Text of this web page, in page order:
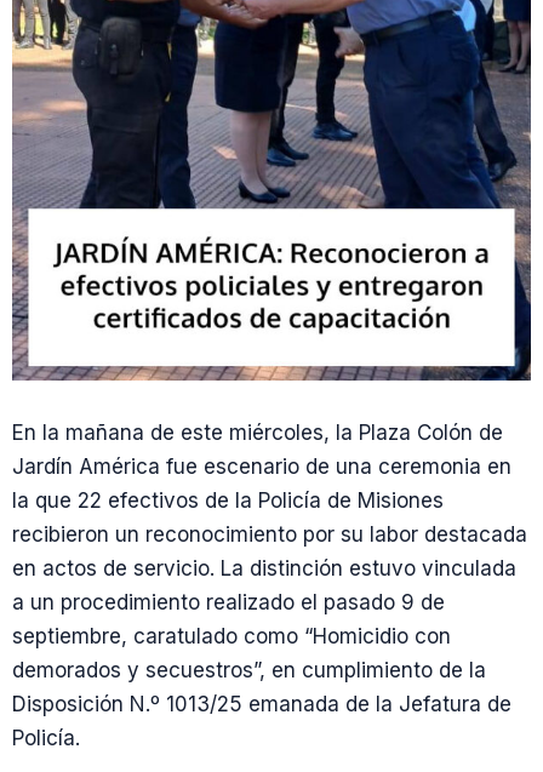
En la mañana de este miércoles, la Plaza Colón de
Jardín América fue escenario de una ceremonia en
la que 22 efectivos de la Policía de Misiones
recibieron un reconocimiento por su labor destacada
en actos de servicio. La distinción estuvo vinculada
a un procedimiento realizado el pasado 9 de
septiembre, caratulado como “Homicidio con
demorados y secuestros”, en cumplimiento de la
Disposición N.º 1013/25 emanada de la Jefatura de
Policía.